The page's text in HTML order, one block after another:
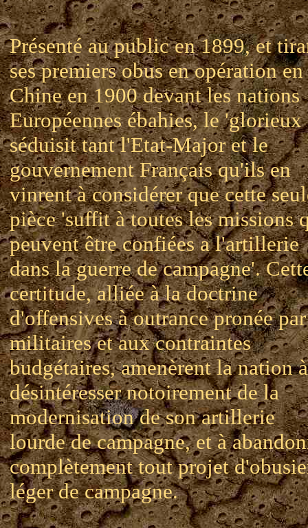
Présenté au public en 1899, et
ses premiers obus en opération en
Chine en 1900 devant les nations
Européennes ébahies, le 'glorieux
séduisit tant l'Etat-Major et le
gouvernement Français qu'ils en
vinrent à considérer que cette
pièce 'suffit à toutes les missions
peuvent être confiées a l'artillerie
dans la guerre de campagne'.
certitude, alliée à la doctrine
d'offensives à outrance pronée
militaires et aux contraintes
budgétaires, amenèrent la nation
désintéresser notoirement de la
modernisation de son artillerie
lourde de campagne, et à
complètement tout projet
léger de campagne.